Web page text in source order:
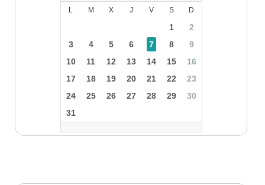
L M X J V S D
1
2
3
4 5 6 7 8
9
10
11 12 13 14 15
16
17
18 19 20 21 22
23
24
25 26 27 28 29
30
31